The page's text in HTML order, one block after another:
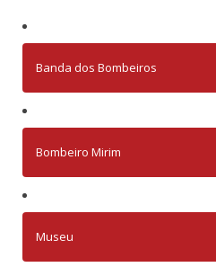
Banda dos Bombeiros
Bombeiro Mirim
Museu